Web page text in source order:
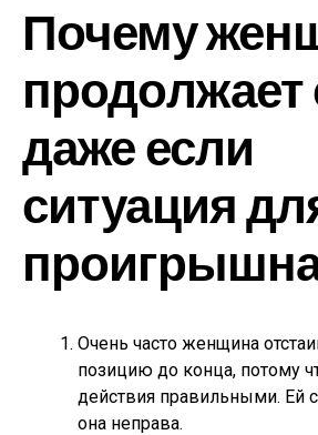
Почему
продолжает
даже если
ситуация
Очень часто женщина
позицию до конца, потому
действия правильными. Ей
она неправа.